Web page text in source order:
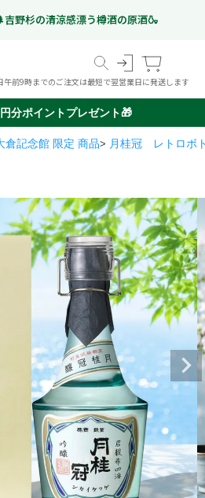
野杉の清涼感漂う樽酒の原酒🍶
午前9時までのご注文は最短で翌営業日に発送します
良いお酒"特集
」お中元特集
賞酒
リーズ
🥛
分ポイントプレゼント🎁
倉記念館 限定 商品 月桂冠 レトロボ